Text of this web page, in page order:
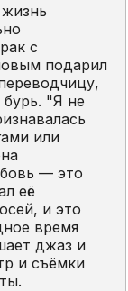
с
подарил
"Я не
или
— это
её
и это
время
джаз и
и съёмки